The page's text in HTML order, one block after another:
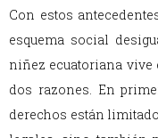
Con estos
esquema social
niñez ecuatoriana vive
dos razones. En
derechos están